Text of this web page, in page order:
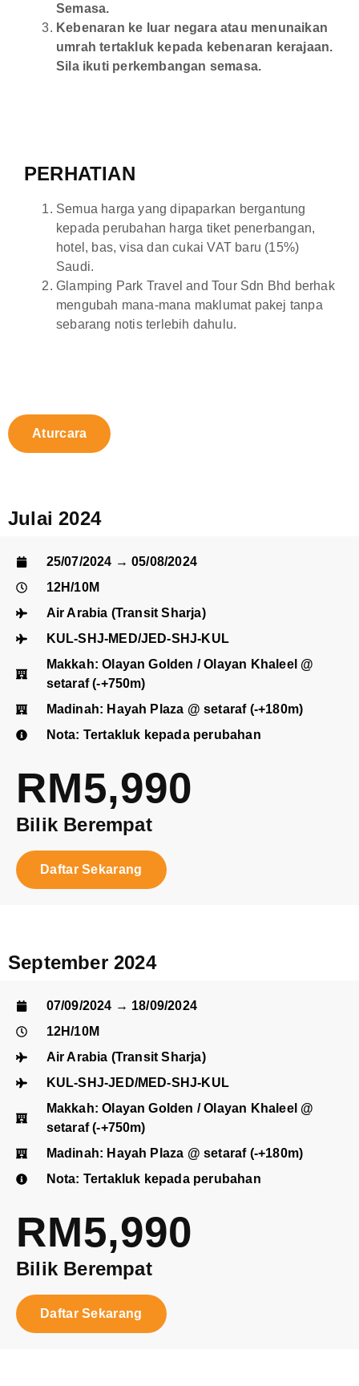
Semasa.
Kebenaran ke luar negara atau menunaikan
umrah tertakluk kepada kebenaran kerajaan.
Sila ikuti perkembangan semasa.
PERHATIAN
Semua harga yang dipaparkan bergantung
kepada perubahan harga tiket penerbangan,
hotel, bas, visa dan cukai VAT baru (15%)
Saudi.
Glamping Park Travel and Tour Sdn Bhd berhak
mengubah mana-mana maklumat pakej tanpa
sebarang notis terlebih dahulu.
Aturcara
Julai 2024
25/07/2024 → 05/08/2024
12H/10M
Air Arabia (Transit Sharja)
KUL-SHJ-MED/JED-SHJ-KUL
Makkah: Olayan Golden / Olayan Khaleel @
setaraf (-+750m)
Madinah: Hayah Plaza @ setaraf (-+180m)
Nota: Tertakluk kepada perubahan
RM5,990
Bilik Berempat
Daftar Sekarang
September 2024
07/09/2024 → 18/09/2024
12H/10M
Air Arabia (Transit Sharja)
KUL-SHJ-JED/MED-SHJ-KUL
Makkah: Olayan Golden / Olayan Khaleel @
setaraf (-+750m)
Madinah: Hayah Plaza @ setaraf (-+180m)
Nota: Tertakluk kepada perubahan
RM5,990
Bilik Berempat
Daftar Sekarang